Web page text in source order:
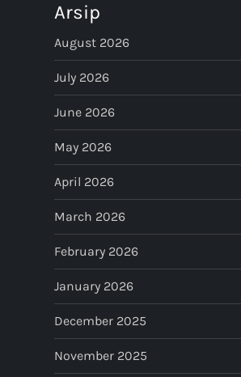
a
v
i
g
a
t
i
o
n
Arsip
August 2026
July 2026
June 2026
May 2026
April 2026
March 2026
February 2026
January 2026
December 2025
November 2025